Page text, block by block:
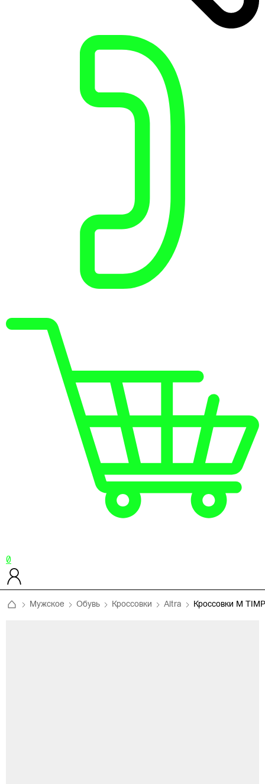
0
Мужское Обувь Кроссовки Altra Кроссовки M